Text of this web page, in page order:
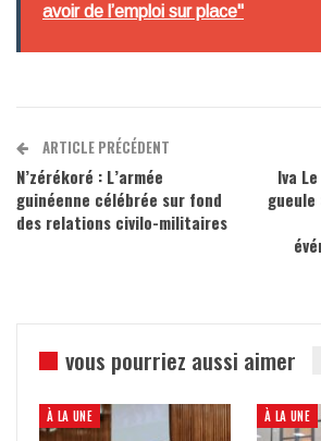
avoir de l’emploi sur place"
ARTICLE PRÉCÉDENT
N’zérékoré : L’armée
guinéenne célébrée sur fond
des relations civilo-militaires
Iva
vous pourriez aussi aimer
À LA UNE À LA UNE